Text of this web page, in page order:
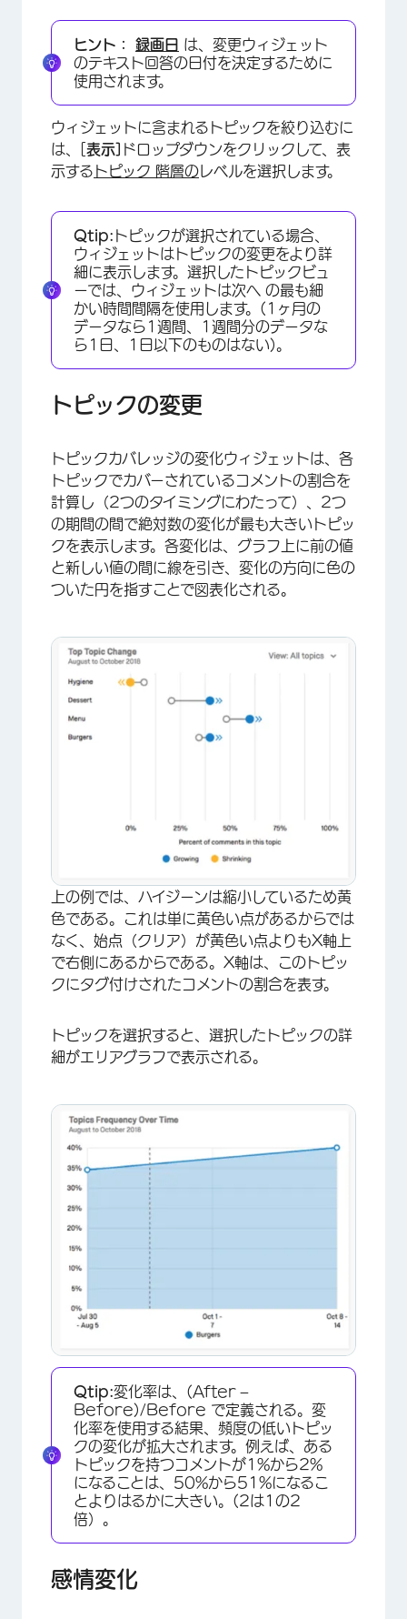
ヒント： 録画日 は、変更ウィジェット
のテキスト回答の日付を決定するために
使用されます。
ウィジェットに含まれるトピックを絞り込むに
は、[ 表示] ドロップダウンをクリックして、表
示する トピック 階層の レベルを選択します。
Qtip: トピックが選択されている場合、
ウィジェットはトピックの変更をより詳
細に表示します。選択したトピックビュ
ーでは、ウィジェットは次へ の最も細
かい時間間隔を使用します。(1ヶ月の
データなら1週間、1週間分のデータな
ら1日、1日以下のものはない)。
トピックの変更
トピックカバレッジの変化ウィジェットは、各
トピックでカバーされているコメントの割合を
計算し（2つのタイミングにわたって）、2つ
の期間の間で絶対数の変化が最も大きいトピッ
クを表示します。各変化は、グラフ上に前の値
と新しい値の間に線を引き、変化の方向に色の
ついた円を指すことで図表化される。
×
上の例では、ハイジーンは縮小しているため黄
色である。これは単に黄色い点があるからでは
なく、始点（クリア）が黄色い点よりもX軸上
で右側にあるからである。X軸は、このトピッ
クにタグ付けされたコメントの割合を表す。
トピックを選択すると、選択したトピックの詳
細がエリアグラフで表示される。
Qtip:変化率は、(After –
Before)/Before で定義される。変
化率を使用する結果、頻度の低いトピッ
クの変化が拡大されます。例えば、ある
トピックを持つコメントが1%から2%
になることは、50%から51%になるこ
とよりはるかに大きい。(2は1の2
倍）。
感情変化